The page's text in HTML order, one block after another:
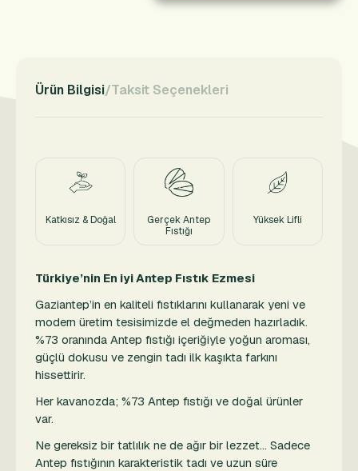
Ürün Bilgisi Taksit Seçenekleri
Katkısız & Doğal
Gerçek Antep
Fıstığı
Yüksek Lifli
Türkiye’nin En iyi Antep Fıstık Ezmesi
Gaziantep’in en kaliteli fıstıklarını kullanarak yeni ve
modern üretim tesisimizde el değmeden hazırladık.
%73 oranında Antep fıstığı içeriğiyle yoğun aroması,
güçlü dokusu ve zengin tadı ilk kaşıkta farkını
hissettirir.
Her kavanozda; %73 Antep fıstığı ve doğal ürünler
var.
Ne gereksiz bir tatlılık ne de ağır bir lezzet… Sadece
Antep fıstığının karakteristik tadı ve uzun süre